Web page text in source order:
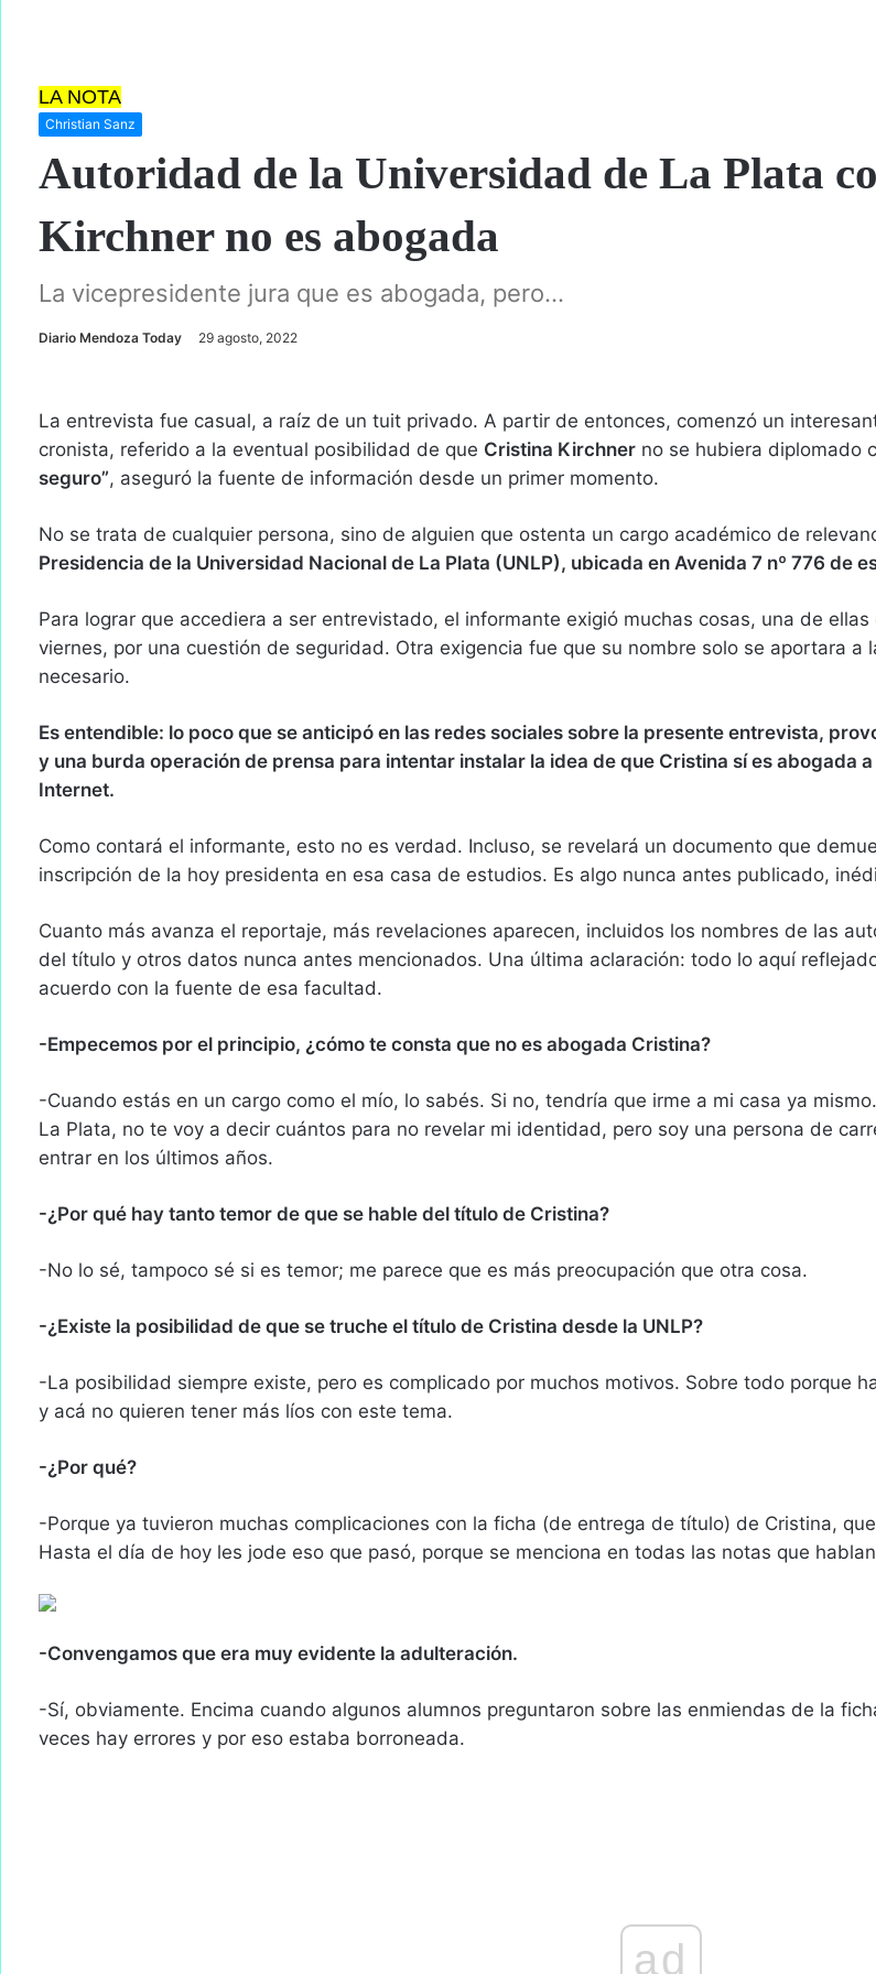
LA NOTA
Christian Sanz
Autoridad de la Universidad de La Plata
Kirchner no es abogada
La vicepresidente jura que es abogada, pero...
Diario Mendoza Today
d
a
n
i
29 agosto, 2022
La entrevista fue casual, a raíz de un tuit privado. A partir de entonces, comenzó un
cronista, referido a la eventual posibilidad de que Cristina Kirchner no se hubiera diplomado
seguro”, aseguró la fuente de información desde un primer momento.
No se trata de cualquier persona, sino de alguien que ostenta un cargo académico de
Presidencia de la Universidad Nacional de La Plata (UNLP), ubicada en Avenida 7 nº 776 de
Para lograr que accediera a ser entrevistado, el informante exigió muchas cosas, una de
viernes, por una cuestión de seguridad. Otra exigencia fue que su nombre solo se aportara a
necesario.
Es entendible: lo poco que se anticipó en las redes sociales sobre la presente entrevista,
y una burda operación de prensa para intentar instalar la idea de que Cristina sí es abogada
Internet.
Como contará el informante, esto no es verdad. Incluso, se revelará un documento que
inscripción de la hoy presidenta en esa casa de estudios. Es algo nunca antes publicado,
Cuanto más avanza el reportaje, más revelaciones aparecen, incluidos los nombres de las
del título y otros datos nunca antes mencionados. Una última aclaración: todo lo aquí
acuerdo con la fuente de esa facultad.
-Empecemos por el principio, ¿cómo te consta que no es abogada Cristina?
-Cuando estás en un cargo como el mío, lo sabés. Si no, tendría que irme a mi casa ya
La Plata, no te voy a decir cuántos para no revelar mi identidad, pero soy una persona de
entrar en los últimos años.
-¿Por qué hay tanto temor de que se hable del título de Cristina?
-No lo sé, tampoco sé si es temor; me parece que es más preocupación que otra cosa.
-¿Existe la posibilidad de que se truche el título de Cristina desde la UNLP?
-La posibilidad siempre existe, pero es complicado por muchos motivos. Sobre todo porque
y acá no quieren tener más líos con este tema.
-¿Por qué?
-Porque ya tuvieron muchas complicaciones con la ficha (de entrega de título) de Cristina,
Hasta el día de hoy les jode eso que pasó, porque se menciona en todas las notas que
-Convengamos que era muy evidente la adulteración.
-Sí, obviamente. Encima cuando algunos alumnos preguntaron sobre las enmiendas de la
veces hay errores y por eso estaba borroneada.
ad